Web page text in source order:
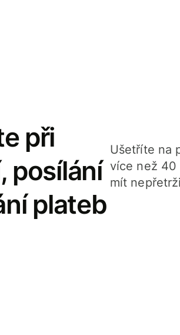
při
posílání
plateb
Ušetříte na
více než 40
mít